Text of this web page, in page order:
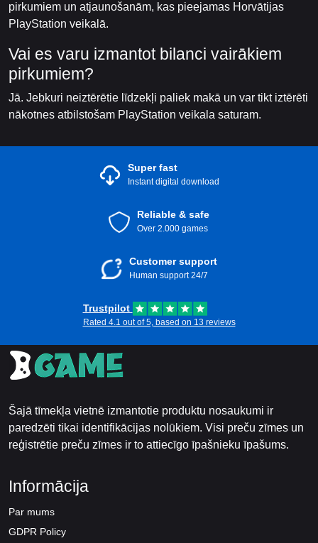
pirkumiem un atjaunošanām, kas pieejamas Horvātijas
PlayStation veikalā.
Vai es varu izmantot bilanci vairākiem
pirkumiem?
Jā. Jebkuri neiztērētie līdzekļi paliek makā un var tikt iztērēti
nākotnes atbilstošam PlayStation veikala saturam.
Super fast
Instant digital download
Reliable & safe
Over 2.000 games
Customer support
Human support 24/7
Trustpilot
Rated 4.1 out of 5, based on 13 reviews
Šajā tīmekļa vietnē izmantotie produktu nosaukumi ir
paredzēti tikai identifikācijas nolūkiem. Visi preču zīmes un
reģistrētie preču zīmes ir to attiecīgo īpašnieku īpašums.
Informācija
Par mums
GDPR Policy